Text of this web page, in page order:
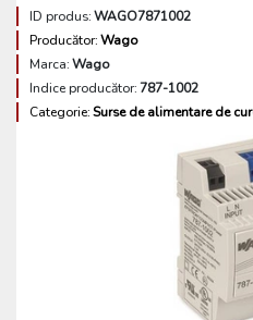
ID produs:WAGO7871002
Producător:Wago
Marca:Wago
Indice producător:787-1002
Categorie:Surse de alimentare de